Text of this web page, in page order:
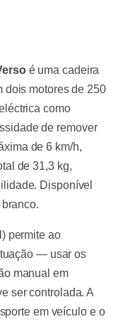
é uma cadeira
dois motores de 250
como
de remover
de 6 km/h,
de 31,3 kg,
Disponível
permite ao
— usar os
manual em
ser controlada. A
em veículo e o